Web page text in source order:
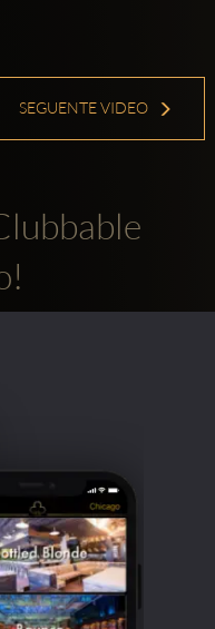
SEGUENTE VIDEO